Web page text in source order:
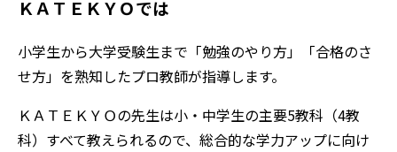
ＫＡＴＥＫＹＯでは
小学生から大学受験生まで「勉強のやり方」「合格のさ
せ方」を熟知したプロ教師が指導します。
ＫＡＴＥＫＹＯの先生は小・中学生の主要5教科（4教
科）すべて教えられるので、総合的な学力アップに向け